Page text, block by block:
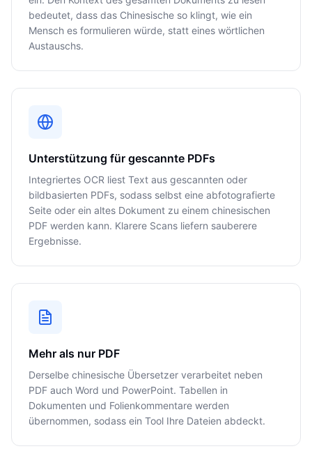
bedeutet, dass das Chinesische so klingt, wie ein
Mensch es formulieren würde, statt eines wörtlichen
Austauschs.
Unterstützung für gescannte PDFs
Integriertes OCR liest Text aus gescannten oder
bildbasierten PDFs, sodass selbst eine abfotografierte
Seite oder ein altes Dokument zu einem chinesischen
PDF werden kann. Klarere Scans liefern sauberere
Ergebnisse.
Mehr als nur PDF
Derselbe chinesische Übersetzer verarbeitet neben
PDF auch Word und PowerPoint. Tabellen in
Dokumenten und Folienkommentare werden
übernommen, sodass ein Tool Ihre Dateien abdeckt.